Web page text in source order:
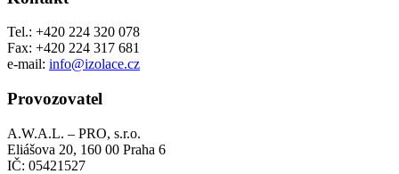
Tel.: +420 224 320 078
Fax: +420 224 317 681
e-mail: info@izolace.cz
Provozovatel
A.W.A.L. – PRO, s.r.o.
Eliášova 20, 160 00 Praha 6
IČ: 05421527